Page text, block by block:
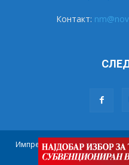
Контакт:
Импресум Маркетинг